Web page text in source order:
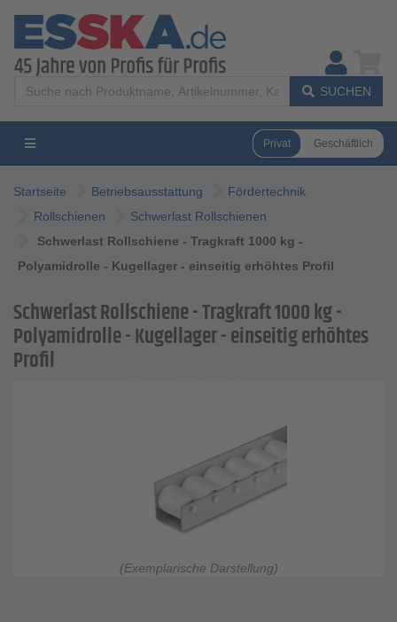
SUCHEN
Privat Geschäftlich
Startseite Betriebsausstattung
Fördertechnik
Rollschienen
Schwerlast Rollschienen
Schwerlast Rollschiene - Tragkraft 1000 kg -
Polyamidrolle - Kugellager - einseitig erhöhtes Profil
Schwerlast Rollschiene - Tragkraft 1000 kg -
Polyamidrolle - Kugellager - einseitig erhöhtes
Profil
(Exemplarische Darstellung)